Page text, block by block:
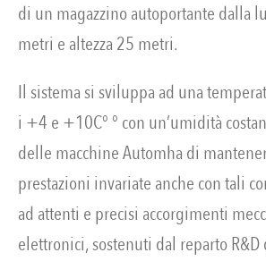
di un magazzino autoportante dalla
metri e altezza 25 metri.
Il sistema si sviluppa ad una
i +4 e +10C° ° con un’umidità
delle macchine Automha di
prestazioni invariate anche con tali
ad attenti e precisi accorgimenti
elettronici, sostenuti dal reparto R&D